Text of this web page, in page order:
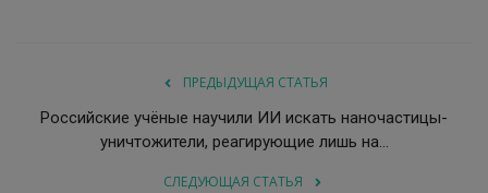
ПРЕДЫДУЩАЯ СТАТЬЯ
Российские учёные научили ИИ искать наночастицы-
уничтожители, реагирующие лишь на...
СЛЕДУЮЩАЯ СТАТЬЯ